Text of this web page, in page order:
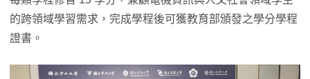
的跨領域學習需求，完成學程後可獲教育部頒發之學分學程
證書。